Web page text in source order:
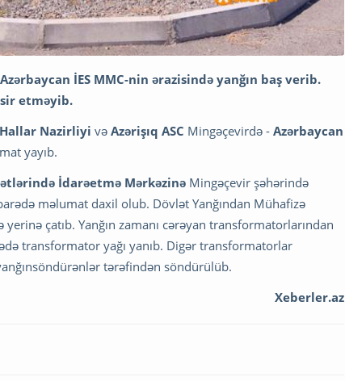
İES MMC-nin ərazisində yanğın baş verib.
etməyib.
Nazirliyi və Azərişıq ASC Mingəçevirdə - Azərbaycan
yayıb.
İdarəetmə Mərkəzinə Mingəçevir şəhərində
məlumat daxil olub. Dövlət Yanğından Mühafizə
çatıb. Yanğın zamanı cərəyan transformatorlarından
transformator yağı yanıb. Digər transformatorlar
tərəfindən söndürülüb.
Xeberler.az